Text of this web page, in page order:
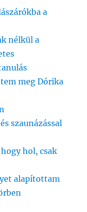
a
nélkül a
meg Dórika
szaunázással
hol, csak
alapítottam